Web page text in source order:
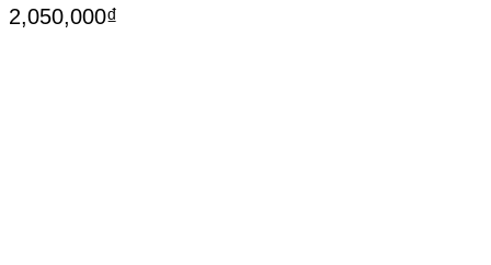
2,050,000₫